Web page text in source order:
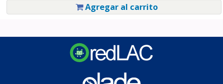
Agregar al carrito